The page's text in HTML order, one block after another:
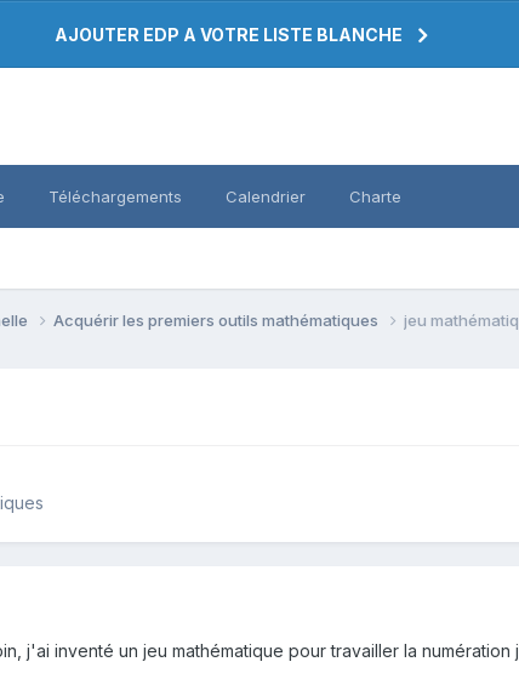
AJOUTER EDP A VOTRE LISTE BLANCHE
Téléchargements Calendrier Charte
Acquérir les premiers outils mathématiques jeu
j'ai inventé un jeu mathématique pour travailler la